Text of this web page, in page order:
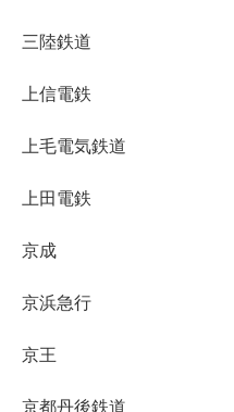
三陸鉄道
上信電鉄
上毛電気鉄道
上田電鉄
京成
京浜急行
京王
京都丹後鉄道